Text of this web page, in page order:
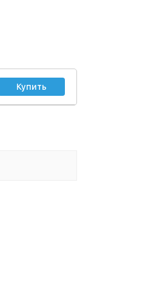
Купить